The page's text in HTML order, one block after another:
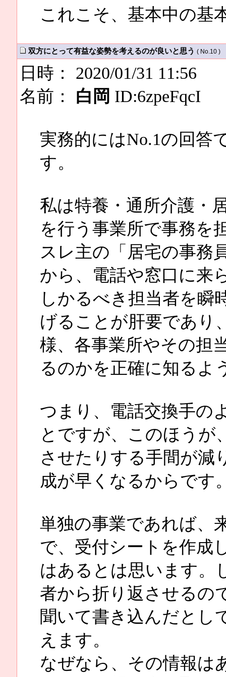
これこそ、基本中の基
双方にとって有益な姿勢を考えるのが良いと思う ( No.10 )
日時： 2020/01/31 11:56
名前： 白岡 ID:6zpeFqcI
実務的にはNo.1の回答
す。
私は特養・通所介護・
を行う事業所で事務を
スレ主の「居宅の事務
から、電話や窓口に来
しかるべき担当者を瞬
げることが肝要であり
様、各事業所やその担
るのかを正確に知るよ
つまり、電話交換手の
とですが、このほうが
させたりする手間が減
成が早くなるからです
単独の事業であれば、
で、受付シートを作成
はあるとは思います。
者から折り返させるの
聞いて書き込んだとし
えます。
なぜなら、その情報は